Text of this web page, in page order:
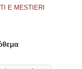
E MESTIERI